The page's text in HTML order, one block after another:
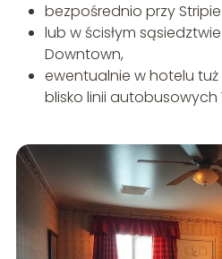
bezpośrednio przy
lub w ścisłym
Downtown,
ewentualnie w hotelu tuż
blisko linii autobusowych